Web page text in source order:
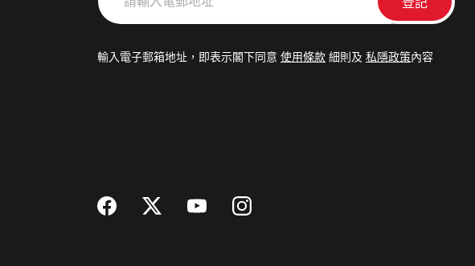
輸
郵
輸入電子郵箱地址，即表示閣下同意 使用條款 細則及 私隱政策內容